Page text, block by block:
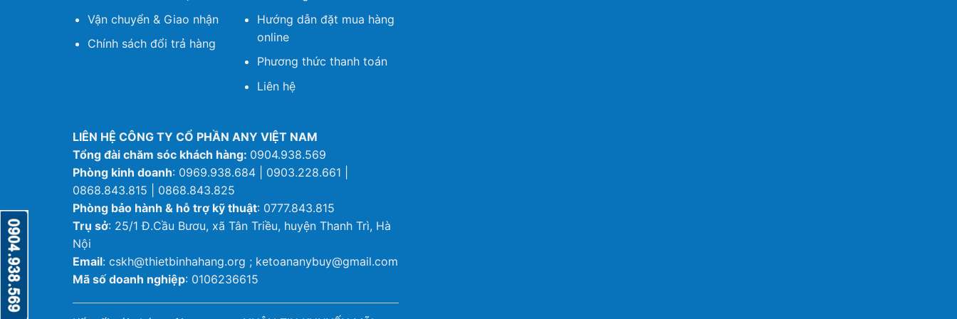
Vận chuyển & Giao nhận
Chính sách đổi trả hàng
Hướng dẫn đặt mua hàng
online
Phương thức thanh toán
Liên hệ
LIÊN HỆ CÔNG TY CỔ PHẦN ANY VIỆT NAM
Tổng đài chăm sóc khách hàng: 0904.938.569
Phòng kinh doanh: 0969.938.684 | 0903.228.661 |
0868.843.815 | 0868.843.825
Phòng bảo hành & hỗ trợ kỹ thuật: 0777.843.815
Trụ sở: 25/1 Đ.Cầu Bươu, xã Tân Triều, huyện Thanh Trì, Hà
Nội
Email: cskh@thietbinhahang.org ; ketoananybuy@gmail.com
Mã số doanh nghiệp: 0106236615